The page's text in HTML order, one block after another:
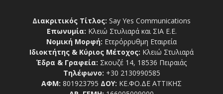
Διακριτικός Τίτλος: Say Yes Communications
Επωνυμία: Κλειώ Στυλιαρά και ΣΙΑ Ε.Ε.
Νομική Μορφή: Ετερόρρυθμη Εταιρεία
Ιδιοκτήτης & Κύριος Μέτοχος: Κλειώ Στυλιαρά
Έδρα & Γραφεία: Σκουζέ 14, 18536 Πειραιάς
Τηλέφωνο: +30 2130990585
ΑΦΜ: 801923795 ΔΟΥ: ΚΕ.ΦΟ.ΔΕ ΑΤΤΙΚΗΣ